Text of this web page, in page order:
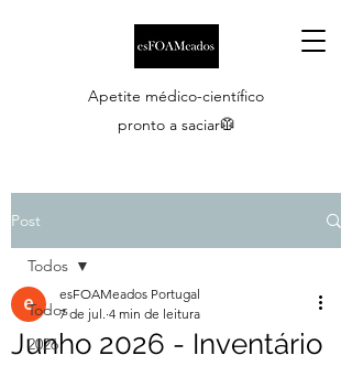
Apetite médico-científico
pronto a saciar🥼
Post
Todos
2026
Todos
Junho 2026 - Inventário
esFOAMeados Portugal
7 de jul. 4 min de leitura